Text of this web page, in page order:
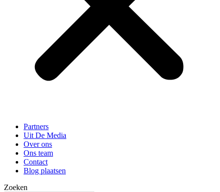
Partners
Uit De Media
Over ons
Ons team
Contact
Blog plaatsen
Zoeken